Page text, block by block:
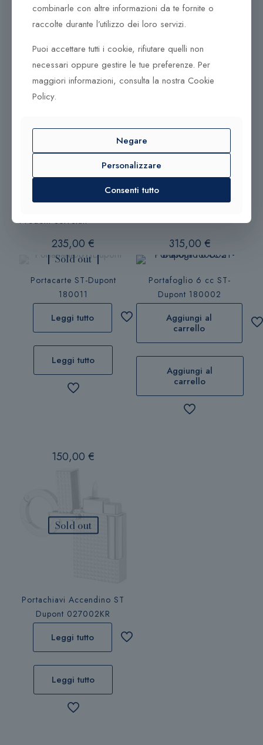
da sistema RFID, un sistema che protegge i microchip
presenti nelle carte elettroniche dal furto di dati
Con la sua elegante pelle liscia nera e la targhetta con
logo Porsche Design definisce una dichiarazione
moderna e di lusso. La SLG Classic Collection è
offerta in diverse dimensioni e un’ampia gamma di
Ogni articolo verrà consegnato in un’elegante scatola
Porsche Design.
Prodotti correlati
235,00€
Sold out
Portacarte ST-Dupont
180011
Leggi tutto
Leggi tutto
315,00 €
Portafoglio 6 cc ST-
Dupont 180002
Aggiungi al
carrello
Aggiungi al
carrello
150,00€
Sold out
Portachiavi Accendino ST
Dupont 027002KR
Leggi tutto
Leggi tutto
combinarle con altre informazioni da te fornite o
raccolte durante l’utilizzo dei loro servizi.
Puoi accettare tutti i cookie, rifiutare quelli non
necessari oppure gestire le tue preferenze. Per
maggiori informazioni, consulta la nostra Cookie
Policy.
Negare
Personalizzare
Consenti tutto